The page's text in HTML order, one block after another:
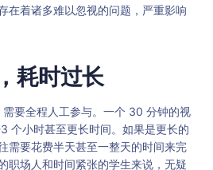
在着诸多难以忽视的问题，严重影响
耗时过长
要全程人工参与。一个 30 分钟的视
个小时甚至更长时间。如果是更长的
需要花费半天甚至一整天的时间来完
职场人和时间紧张的学生来说，无疑